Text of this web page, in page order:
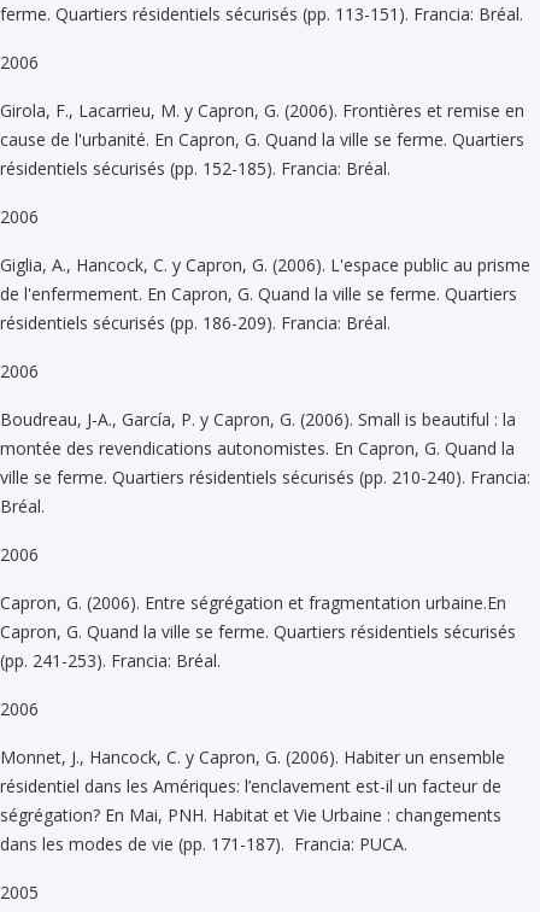
ferme. Quartiers résidentiels sécurisés (pp. 113-151). Francia: Bréal.
2006
Girola, F., Lacarrieu, M. y Capron, G. (2006). Frontières et remise en
cause de l'urbanité. En Capron, G. Quand la ville se ferme. Quartiers
résidentiels sécurisés (pp. 152-185). Francia: Bréal.
2006
Giglia, A., Hancock, C. y Capron, G. (2006). L'espace public au prisme
de l'enfermement. En Capron, G. Quand la ville se ferme. Quartiers
résidentiels sécurisés (pp. 186-209). Francia: Bréal.
2006
Boudreau, J-A., García, P. y Capron, G. (2006). Small is beautiful : la
montée des revendications autonomistes. En Capron, G. Quand la
ville se ferme. Quartiers résidentiels sécurisés (pp. 210-240). Francia:
Bréal.
2006
Capron, G. (2006). Entre ségrégation et fragmentation urbaine.En
Capron, G. Quand la ville se ferme. Quartiers résidentiels sécurisés
(pp. 241-253). Francia: Bréal.
2006
Monnet, J., Hancock, C. y Capron, G. (2006). Habiter un ensemble
résidentiel dans les Amériques: l’enclavement est-il un facteur de
ségrégation? En Mai, PNH. Habitat et Vie Urbaine : changements
dans les modes de vie (pp. 171-187). Francia: PUCA.
2005